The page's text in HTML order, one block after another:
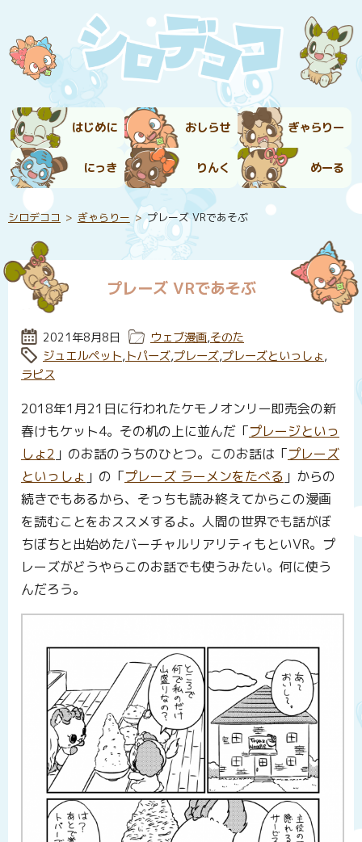
はじめに おしらせ ぎゃらりー
にっき りんく めーる
シロデココ ぎゃらりー プレーズ VRであそぶ
プレーズ VRであそぶ
投稿日:
2021年8月8日 カテゴリー:
ウェブ漫画,そのた
タグ:
ジュエルペット,トパーズ,プレーズ,プレーズといっしょ,
ラピス
2018年1月21日に行われたケモノオンリー即売会の新
春けもケット4。その机の上に並んだ「プレージといっ
しょ2 」のお話のうちのひとつ。このお話は「プレーズ
といっしょ 」の「プレーズ ラーメンをたべる 」からの
続きでもあるから、そっちも読み終えてからこの漫画
を読むことをおススメするよ。人間の世界でも話がぼ
ちぼちと出始めたバーチャルリアリティもといVR。プ
レーズがどうやらこのお話でも使うみたい。何に使う
んだろう。